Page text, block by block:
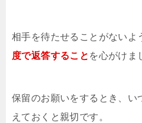
相手を待たせることがないよ
度で返答すること を心がけま
保留のお願いをするとき、い
えておくと親切です。